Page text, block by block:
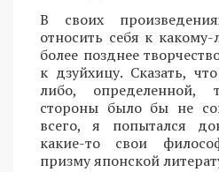
В своих
относить себя к
более позднее
к дзуйхицу. Сказать,
либо,
стороны было бы не
всего, я попытался
какие-то свои
призму японской